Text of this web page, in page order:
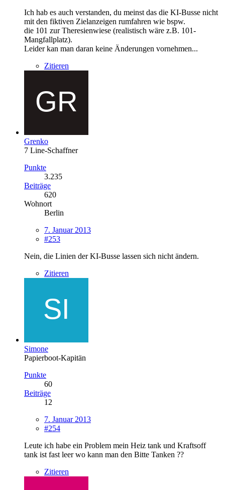
Ich hab es auch verstanden, du meinst das die KI-Busse nicht
mit den fiktiven Zielanzeigen rumfahren wie bspw.
die 101 zur Theresienwiese (realistisch wäre z.B. 101-
Mangfallplatz).
Leider kan man daran keine Änderungen vornehmen...
Zitieren
Grenko
7 Line-Schaffner
Punkte
3.235
Beiträge
620
Wohnort
Berlin
7. Januar 2013
#253
Nein, die Linien der KI-Busse lassen sich nicht ändern.
Zitieren
Simone
Papierboot-Kapitän
Punkte
60
Beiträge
12
7. Januar 2013
#254
Leute ich habe ein Problem mein Heiz tank und Kraftsoff
tank ist fast leer wo kann man den Bitte Tanken ??
Zitieren